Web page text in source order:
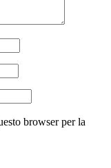
browser per la